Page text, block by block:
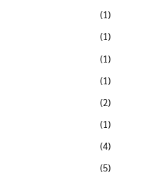
(1)
(1)
(1)
(1)
(2)
(1)
(4)
(5)